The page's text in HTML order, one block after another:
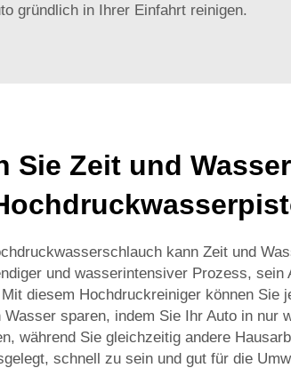
gründlich in Ihrer Einfahrt reinigen.
Sie Zeit und
kann Zeit und
und wasserintensiver Prozess, sein
diesem Hochdruckreiniger können Sie
Wasser sparen, indem Sie Ihr Auto in nur
während Sie gleichzeitig andere
schnell zu sein und gut für die